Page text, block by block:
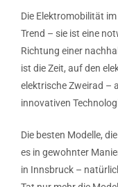
Die Elektromobilität
Trend – sie ist eine
Richtung einer
ist die Zeit, auf den
elektrische Zweirad –
innovativen
Die besten Modelle,
es in gewohnter
in Innsbruck –